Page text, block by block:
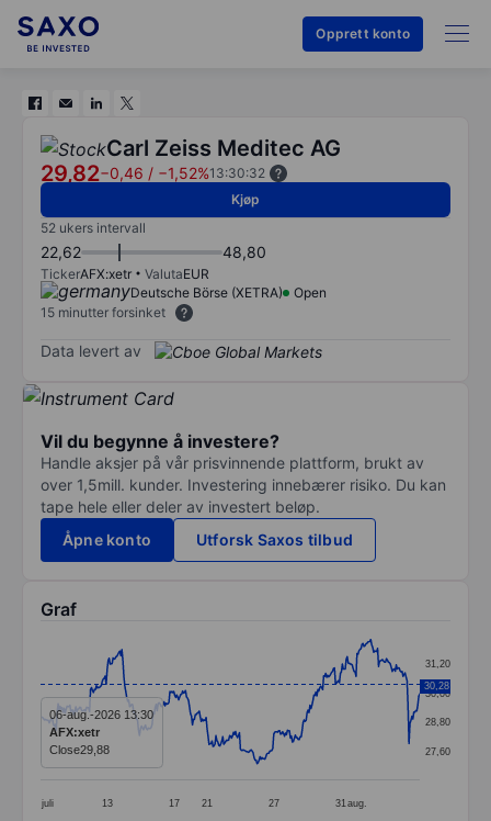
Opprett konto
Carl Zeiss Meditec AG
29,82−0,46 / −1,52%13:30:32
Kjøp
52 ukers intervall
22,62 48,80
TickerAFX:xetr ValutaEUR
Deutsche Börse (XETRA)
Open
15 minutter forsinket
Data levert av
Vil du begynne å investere?
Handle aksjer på vår prisvinnende plattform, brukt av
over 1,5mill. kunder. Investering innebærer risiko. Du kan
tape hele eller deler av investert beløp.
Åpne konto
Utforsk Saxos tilbud
Graf
Line chart with 388 data points.
The chart has 1 X axis displaying categories.
The chart has 1 Y axis displaying values. Data
juli 13 17 21 27 31 aug.
27,60
28,80
30,00
31,20
30,28
06-aug.-2026 13:30
AFX:xetr
Close29,88